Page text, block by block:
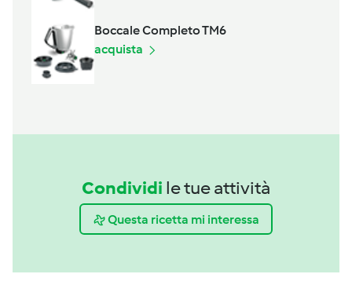
Boccale Completo TM6
acquista
Condividi le tue attività
Questa ricetta mi interessa